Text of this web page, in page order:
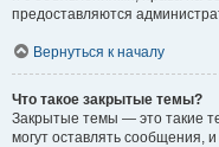
предоставляются
Вернуться к началу
Что такое закрытые темы?
Закрытые темы — это такие
могут оставлять сообщения,